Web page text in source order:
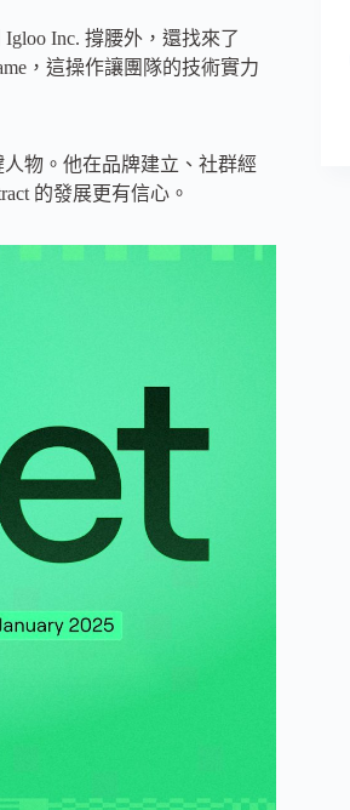
Inc. 撐腰外，還找來了
，這操作讓團隊的技術實力
人物。他在品牌建立、社群經
的發展更有信心。